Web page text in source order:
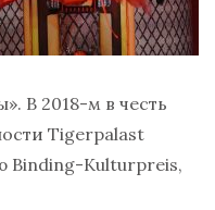
В 2018-м в честь
Tigerpalast
Binding-Kulturpreis,